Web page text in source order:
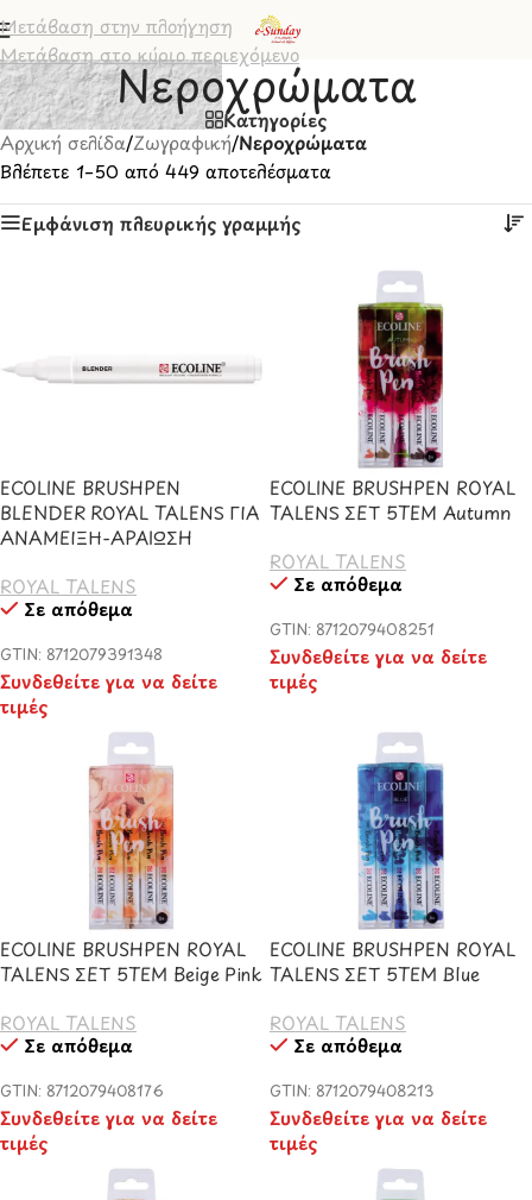
Μετάβαση στην πλοήγηση
Μετάβαση στο κύριο περιεχόμενο
Νεροχρώματα
Κατηγορίες
Αρχική σελίδα/Ζωγραφική/Νεροχρώματα
Βλέπετε 1–50 από 449 αποτελέσματα
Εμφάνιση πλευρικής γραμμής
ECOLINE BRUSHPEN
BLENDER ROYAL TALENS ΓΙΑ
ΑΝΑΜΕΙΞΗ-ΑΡΑΙΩΣΗ
ROYAL TALENS
Σε απόθεμα
GTIN: 8712079391348
Συνδεθείτε για να δείτε
τιμές
ECOLINE BRUSHPEN ROYAL
TALENS ΣΕΤ 5TEM Autumn
ROYAL TALENS
Σε απόθεμα
GTIN: 8712079408251
Συνδεθείτε για να δείτε
τιμές
ECOLINE BRUSHPEN ROYAL
TALENS ΣΕΤ 5TEM Beige Pink
ROYAL TALENS
Σε απόθεμα
GTIN: 8712079408176
Συνδεθείτε για να δείτε
τιμές
ECOLINE BRUSHPEN ROYAL
TALENS ΣΕΤ 5TEM Blue
ROYAL TALENS
Σε απόθεμα
GTIN: 8712079408213
Συνδεθείτε για να δείτε
τιμές